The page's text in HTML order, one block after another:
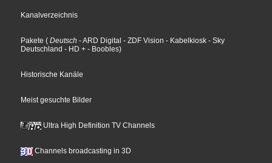
Kanalverzeichnis
Pakete ( Deutsch - ARD Digital - ZDF Vision - Kabelkiosk - Sky
Deutschland - HD + - Boobles)
Historische Kanäle
Meist gesuchte Bilder
Ultra High Definition TV Channels
Channels broadcasting in 3D